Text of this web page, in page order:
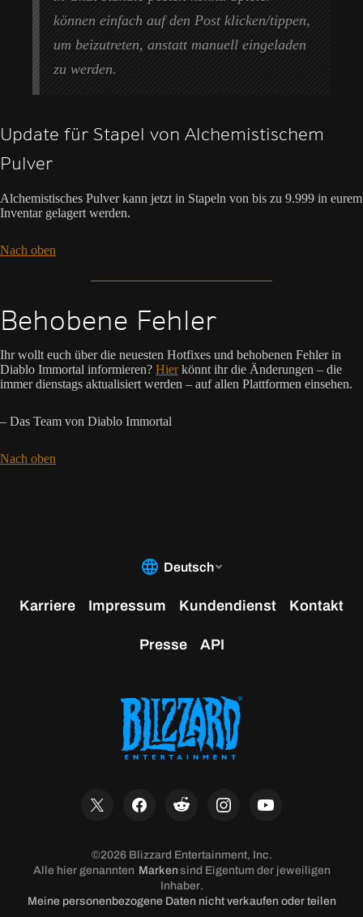
können einfach auf den Post klicken/tippen,
um beizutreten, anstatt manuell eingeladen
zu werden.
Update für Stapel von Alchemistischem
Pulver
Alchemistisches Pulver kann jetzt in Stapeln von bis zu 9.999 in eurem
Inventar gelagert werden.
Nach oben
Behobene Fehler
Ihr wollt euch über die neuesten Hotfixes und behobenen Fehler in
Diablo Immortal informieren? Hierkönnt ihr die Änderungen – die
immer dienstags aktualisiert werden – auf allen Plattformen einsehen.
– Das Team von Diablo Immortal
Nach oben